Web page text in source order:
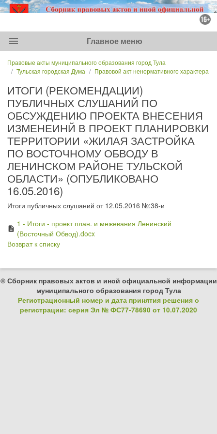
menu Главное меню
Правовые акты муниципального образования город Тула
Тульская городская Дума
Правовой акт ненормативного характера
ИТОГИ (РЕКОМЕНДАЦИИ)
ПУБЛИЧНЫХ СЛУШАНИЙ ПО
ОБСУЖДЕНИЮ ПРОЕКТА ВНЕСЕНИЯ
ИЗМЕНЕИНЙ В ПРОЕКТ ПЛАНИРОВКИ
ТЕРРИТОРИИ «ЖИЛАЯ ЗАСТРОЙКА
ПО ВОСТОЧНОМУ ОБВОДУ В
ЛЕНИНСКОМ РАЙОНЕ ТУЛЬСКОЙ
ОБЛАСТИ» (ОПУБЛИКОВАНО
16.05.2016)
Итоги публичных слушаний от 12.05.2016 №:38-и
description
1 - Итоги - проект план. и межевания Ленинский
(Восточный Обвод).docx
Возврат к списку
© Сборник правовых актов и иной официальной информации
муниципального образования город Тула
Регистрационный номер и дата принятия решения о
регистрации: серия Эл № ФС77-78690 от 10.07.2020